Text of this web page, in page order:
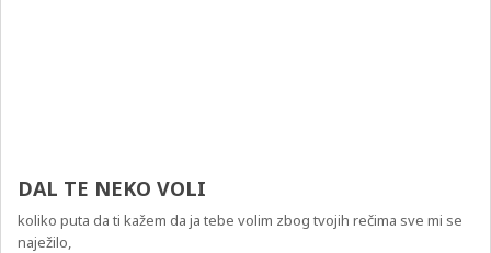
DAL TE NEKO VOLI
koliko puta da ti kažem da ja tebe volim zbog tvojih rečima sve mi se
naježilo,